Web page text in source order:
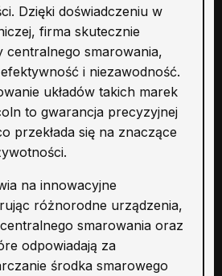
Dzięki doświadczeniu w
firma skutecznie
centralnego smarowania,
i niezawodność.
układów takich marek
to gwarancja precyzyjnej
przekłada się na znaczące
na innowacyjne
różnorodne urządzenia,
smarowania oraz
odpowiadają za
środka smarowego